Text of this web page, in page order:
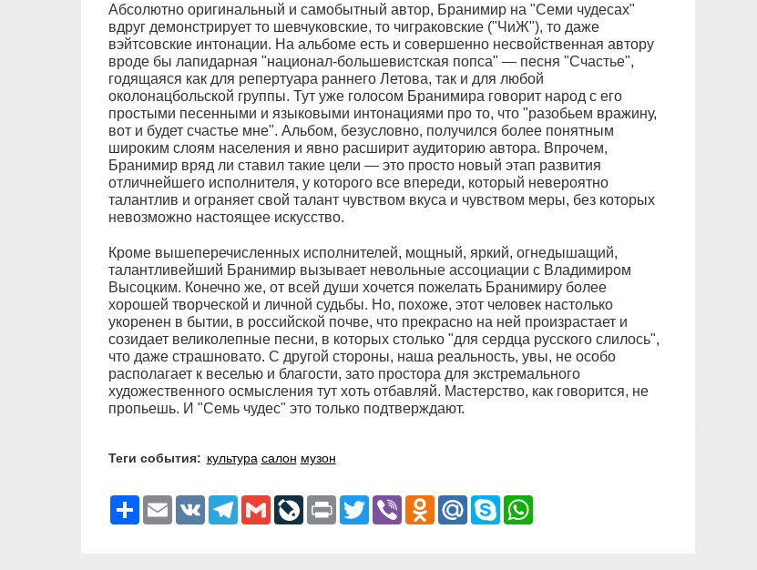
Абсолютно оригинальный и самобытный автор, Бранимир на "Семи чудесах"
вдруг демонстрирует то шевчуковские, то чиграковские ("ЧиЖ"), то даже
вэйтсовские интонации. На альбоме есть и совершенно несвойственная автору
вроде бы лапидарная "национал-большевистская попса" — песня "Счастье",
годящаяся как для репертуара раннего Летова, так и для любой
околонацбольской группы. Тут уже голосом Бранимира говорит народ с его
простыми песенными и языковыми интонациями про то, что "разобьем вражину,
вот и будет счастье мне". Альбом, безусловно, получился более понятным
широким слоям населения и явно расширит аудиторию автора. Впрочем,
Бранимир вряд ли ставил такие цели — это просто новый этап развития
отличнейшего исполнителя, у которого все впереди, который невероятно
талантлив и ограняет свой талант чувством вкуса и чувством меры, без которых
невозможно настоящее искусство.
Кроме вышеперечисленных исполнителей, мощный, яркий, огнедышащий,
талантливейший Бранимир вызывает невольные ассоциации с Владимиром
Высоцким. Конечно же, от всей души хочется пожелать Бранимиру более
хорошей творческой и личной судьбы. Но, похоже, этот человек настолько
укоренен в бытии, в российской почве, что прекрасно на ней произрастает и
созидает великолепные песни, в которых столько "для сердца русского слилось",
что даже страшновато. С другой стороны, наша реальность, увы, не особо
располагает к веселью и благости, зато простора для экстремального
художественного осмысления тут хоть отбавляй. Мастерство, как говорится, не
пропьешь. И "Семь чудес" это только подтверждают.
Теги события: культура салон музон
РесурсEmail VK Telegram
GmailLiveJournal
Print TwitterViber Odnoklassniki
Mail.RuSkypeWhatsApp